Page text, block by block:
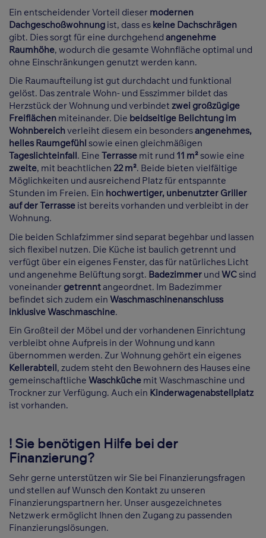
Ein entscheidender Vorteil dieser modernen
Dachgeschoßwohnung ist, dass es keine Dachschrägen
gibt. Dies sorgt für eine durchgehend angenehme
Raumhöhe, wodurch die gesamte Wohnfläche optimal und
ohne Einschränkungen genutzt werden kann.
Die Raumaufteilung ist gut durchdacht und funktional
gelöst. Das zentrale Wohn- und Esszimmer bildet das
Herzstück der Wohnung und verbindet zwei großzügige
Freiflächen miteinander. Die beidseitige Belichtung im
Wohnbereichverleiht diesem ein besondersangenehmes,
helles Raumgefühl sowie einen gleichmäßigen
Tageslichteinfall. Eine Terrasse mit rund 11 m²sowie eine
zweite, mit beachtlichen 22 m². Beide bieten vielfältige
Möglichkeiten und ausreichend Platz für entspannte
Stunden im Freien. Ein hochwertiger, unbenutzter Griller
auf der Terrasse ist bereits vorhanden und verbleibt in der
Wohnung.
Die beiden Schlafzimmer sind separat begehbar und lassen
sich flexibel nutzen. Die Küche ist baulich getrennt und
verfügt über ein eigenes Fenster, das für natürliches Licht
und angenehme Belüftung sorgt. Badezimmer und WCsind
voneinander getrenntangeordnet. Im Badezimmer
befindet sich zudem ein Waschmaschinenanschluss
inklusive Waschmaschine.
Ein Großteil der Möbel und der vorhandenen Einrichtung
verbleibt ohne Aufpreis in der Wohnung und kann
übernommen werden. Zur Wohnung gehört ein eigenes
Kellerabteil, zudem steht den Bewohnern des Hauses eine
gemeinschaftliche Waschküche mit Waschmaschine und
Trockner zur Verfügung. Auch ein Kinderwagenabstellplatz
ist vorhanden.
! Sie benötigen Hilfe bei der
Finanzierung?
Sehr gerne unterstützen wir Sie bei Finanzierungsfragen
und stellen auf Wunsch den Kontakt zu unseren
Finanzierungspartnern her. Unser ausgezeichnetes
Netzwerk ermöglicht Ihnen den Zugang zu passenden
Finanzierungslösungen.